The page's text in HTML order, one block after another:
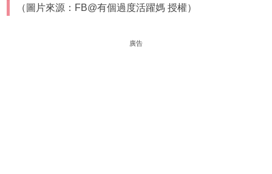
（圖片來源：FB@有個過度活躍媽 授權）
廣告